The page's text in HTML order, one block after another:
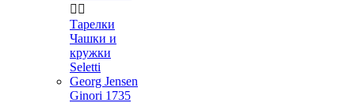
 
Тарелки
Чашки и
кружки
Seletti
Georg Jensen
Ginori 1735